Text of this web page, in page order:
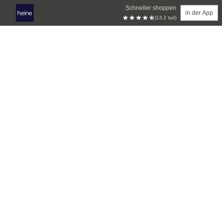
Schneller shoppen
(13.2 tsd)
in der App